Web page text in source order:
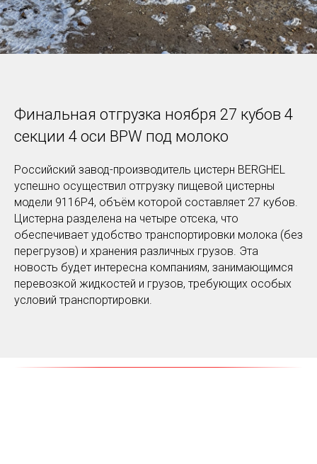
Финальная отгрузка ноября 27 кубов 4
секции 4 оси BPW под молоко
Российский завод-производитель цистерн BERGHEL
успешно осуществил отгрузку пищевой цистерны
модели 9116P4, объём которой составляет 27 кубов.
Цистерна разделена на четыре отсека, что
обеспечивает удобство транспортировки молока (без
перегрузов) и хранения различных грузов. Эта
новость будет интересна компаниям, занимающимся
перевозкой жидкостей и грузов, требующих особых
условий транспортировки.